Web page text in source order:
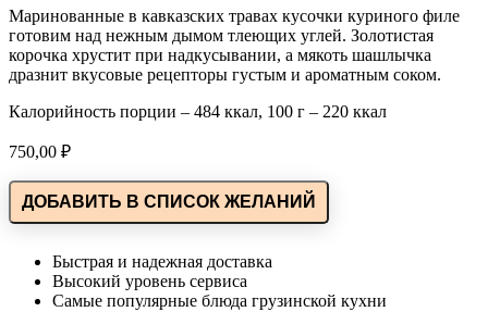
Маринованные в кавказских травах кусочки куриного филе
готовим над нежным дымом тлеющих углей. Золотистая
корочка хрустит при надкусывании, а мякоть шашлычка
дразнит вкусовые рецепторы густым и ароматным соком.
Калорийность порции – 484 ккал, 100 г – 220 ккал
750,00 ₽
ДОБАВИТЬ В СПИСОК ЖЕЛАНИЙ
Быстрая и надежная доставка
Высокий уровень сервиса
Самые популярные блюда грузинской кухни